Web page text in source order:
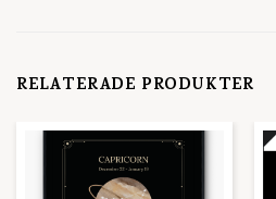
RELATERADE PRODUKTER